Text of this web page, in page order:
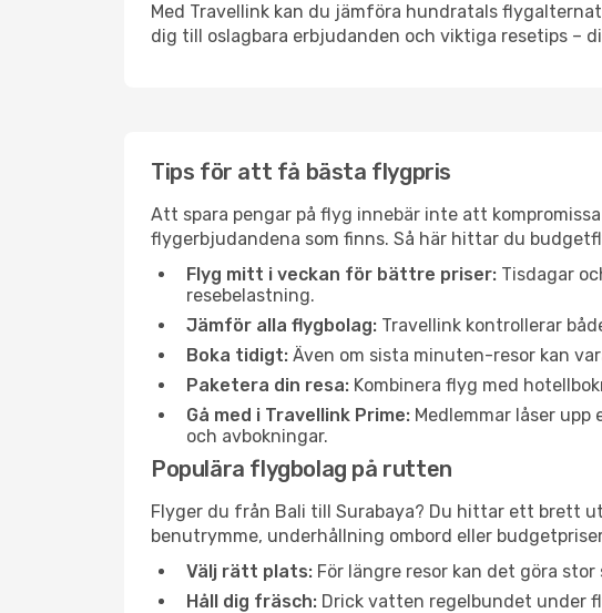
Med Travellink kan du jämföra hundratals
dig till oslagbara erbjudanden och viktiga resetips –
Tips för att få bästa flygpris
Att spara pengar på flyg innebär inte att
flygerbjudandena som finns. Så här hittar du
Flyg mitt i veckan för bättre priser: Tisdagar
resebelastning.
Jämför alla flygbolag: Travellink kontrollerar
Boka tidigt: Även om sista minuten-resor kan
Paketera din resa: Kombinera flyg med
Gå med i Travellink Prime: Medlemmar låser
och avbokningar.
Populära flygbolag på rutten
Flyger du från Bali till Surabaya? Du hittar ett brett
benutrymme, underhållning ombord eller
Välj rätt plats: För längre resor kan det göra
Håll dig fräsch: Drick vatten regelbundet under